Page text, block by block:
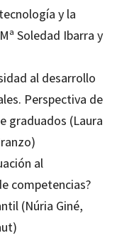
y la
Soledad Ibarra y
al desarrollo
Perspectiva de
graduados (Laura
al
competencias?
(Núria Giné,